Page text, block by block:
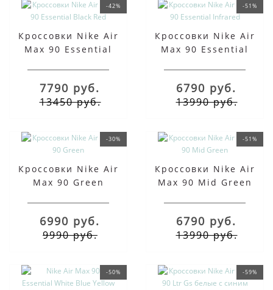
-42%
Кроссовки Nike Air
Max 90 Essential
7790 руб.
13450 руб.
-51%
Кроссовки Nike Air
Max 90 Essential
6790 руб.
13990 руб.
-30%
Кроссовки Nike Air
Max 90 Green
6990 руб.
9990 руб.
-51%
Кроссовки Nike Air
Max 90 Mid Green
6790 руб.
13990 руб.
-50% -59%